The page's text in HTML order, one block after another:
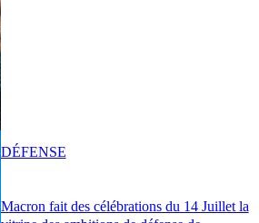
Macron fait des célébrations du 14 Juillet la
DÉFENSE